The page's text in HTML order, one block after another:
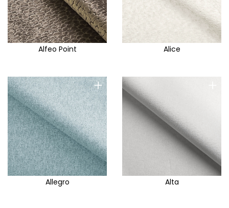
Alfeo Point Alice
+
Allegro
+
Alta